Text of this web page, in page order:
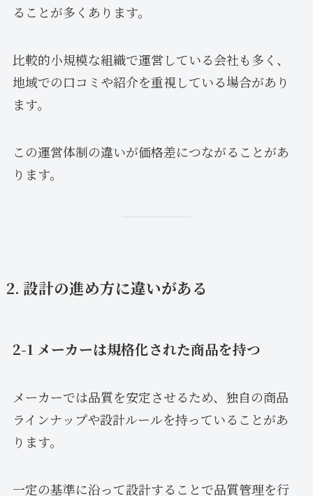
ることが多くあります。
比較的小規模な組織で運営している会社も多く、
地域での口コミや紹介を重視している場合があり
ます。
この運営体制の違いが価格差につながることがあ
ります。
2. 設計の進め方に違いがある
2-1 メーカーは規格化された商品を持つ
メーカーでは品質を安定させるため、独自の商品
ラインナップや設計ルールを持っていることがあ
ります。
一定の基準に沿って設計することで品質管理を行